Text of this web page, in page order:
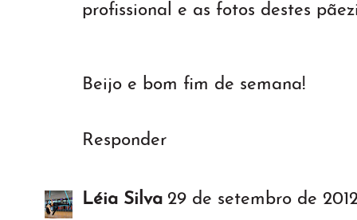
profissional e as fotos destes
Beijo e bom fim de semana!
Responder
Léia Silva 29 de setembro de 2012